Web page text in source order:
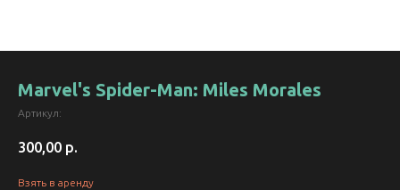
Marvel's Spider-Man: Miles Morales
Артикул:
300,00 р.
Взять в аренду